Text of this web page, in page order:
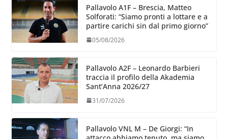
Pallavolo A1F – Brescia, Matteo
Solforati: “Siamo pronti a lottare e a
partire carichi sin dal primo giorno”
05/08/2026
Pallavolo A2F – Leonardo Barbieri
traccia il profilo della Akademia
Sant’Anna 2026/27
31/07/2026
Pallavolo VNL M – De Giorgi: “In